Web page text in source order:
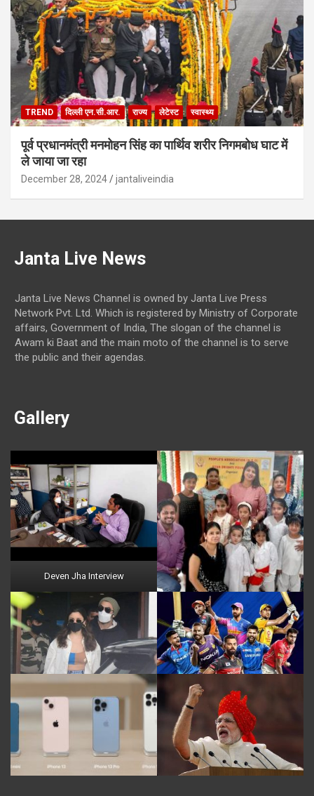
TREND दिल्ली एन.सी.आर. राज्य लेटेस्ट स्वास्थ्य
पूर्व प्रधानमंत्री मनमोहन सिंह का पार्थिव शरीर निगमबोध घाट में
ले जाया जा रहा
December 28, 2024 jantaliveindia
Janta Live News
Janta Live News Channel is owned by Janta Live Press
Network Pvt. Ltd. Which is registered by Ministry of Corporate
affairs, Government of India, The slogan of the channel is
Awam ki Baat and the main moto of the channel is to serve
the public and their agendas.
Gallery
Deven Jha Interview